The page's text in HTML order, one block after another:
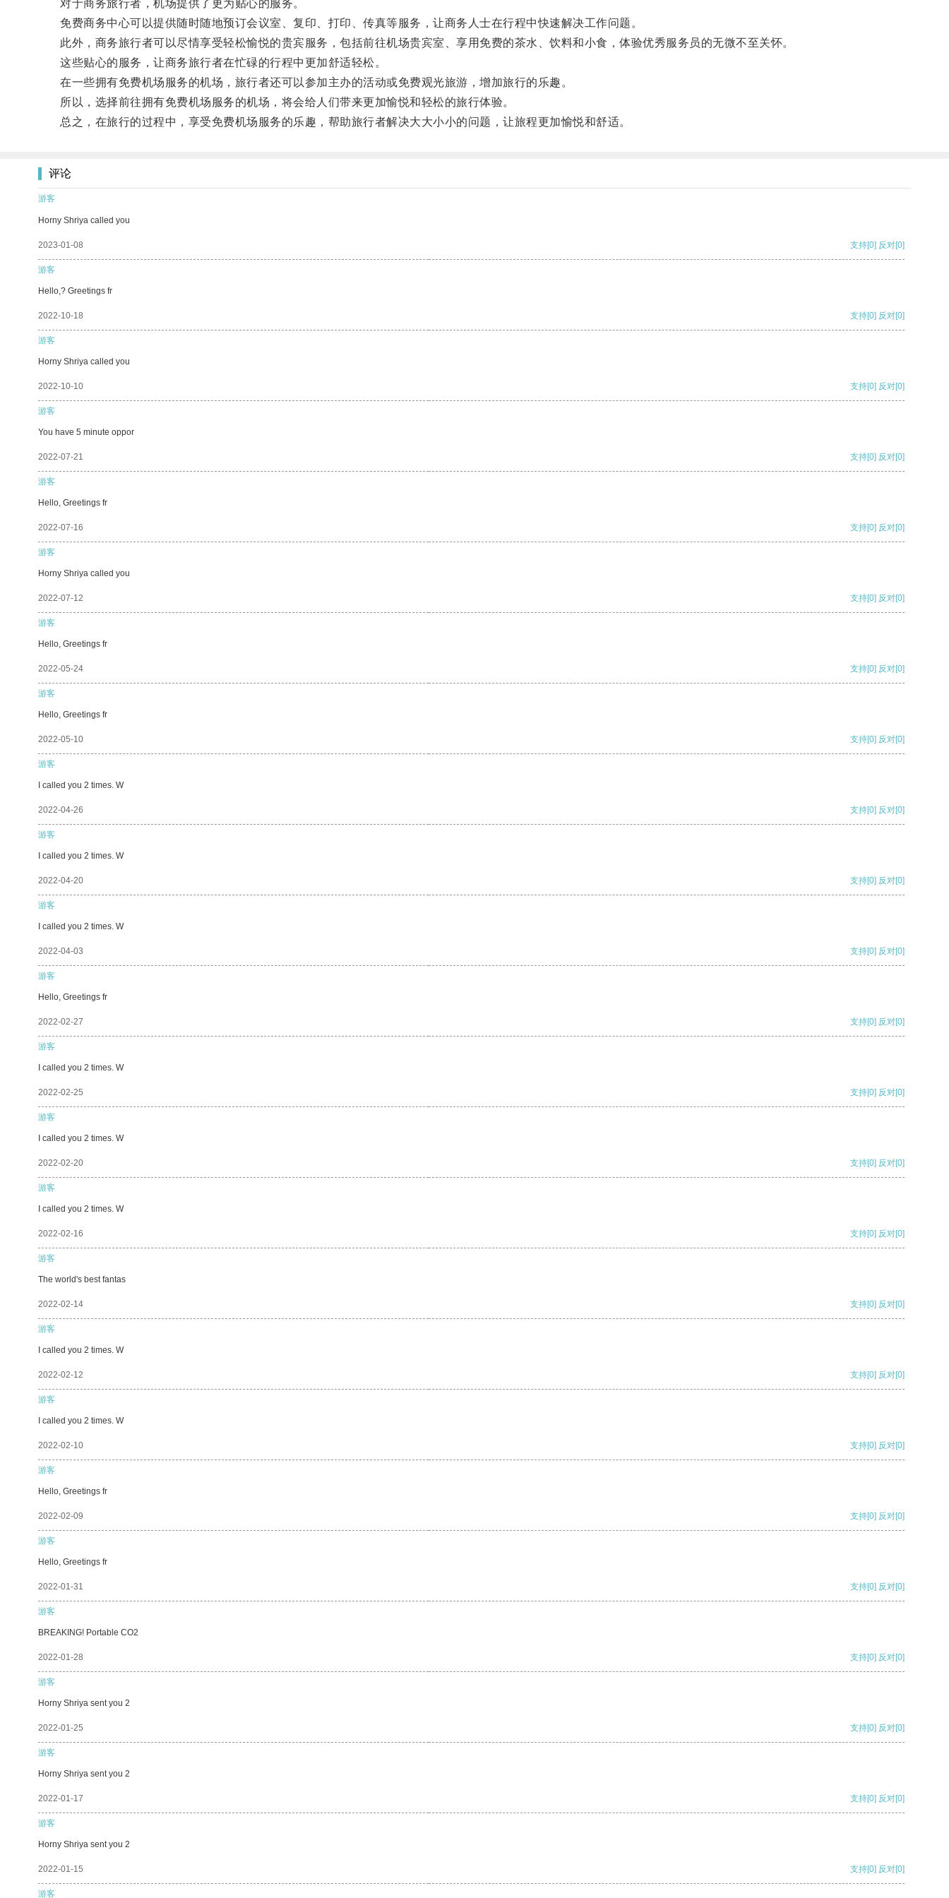
对于商务旅行者，机场提供了更为贴心的服务。
免费商务中心可以提供随时随地预订会议室、复印、打印、传真等服务，让商务人士在行程中快速解决工作问题。
此外，商务旅行者可以尽情享受轻松愉悦的贵宾服务，包括前往机场贵宾室、享用免费的茶水、饮料和小食，体验优秀服务员的无微不至关怀。
这些贴心的服务，让商务旅行者在忙碌的行程中更加舒适轻松。
在一些拥有免费机场服务的机场，旅行者还可以参加主办的活动或免费观光旅游，增加旅行的乐趣。
所以，选择前往拥有免费机场服务的机场，将会给人们带来更加愉悦和轻松的旅行体验。
总之，在旅行的过程中，享受免费机场服务的乐趣，帮助旅行者解决大大小小的问题，让旅程更加愉悦和舒适。
评论
游客
Horny Shriya called you
2023-01-08 支持[0] 反对[0]
游客
Hello,? Greetings fr
2022-10-18 支持[0] 反对[0]
游客
Horny Shriya called you
2022-10-10 支持[0] 反对[0]
游客
You have 5 minute oppor
2022-07-21 支持[0] 反对[0]
游客
Hello, Greetings fr
2022-07-16 支持[0] 反对[0]
游客
Horny Shriya called you
2022-07-12 支持[0] 反对[0]
游客
Hello, Greetings fr
2022-05-24 支持[0] 反对[0]
游客
Hello, Greetings fr
2022-05-10 支持[0] 反对[0]
游客
I called you 2 times. W
2022-04-26 支持[0] 反对[0]
游客
I called you 2 times. W
2022-04-20 支持[0] 反对[0]
游客
I called you 2 times. W
2022-04-03 支持[0] 反对[0]
游客
Hello, Greetings fr
2022-02-27 支持[0] 反对[0]
游客
I called you 2 times. W
2022-02-25 支持[0] 反对[0]
游客
I called you 2 times. W
2022-02-20 支持[0] 反对[0]
游客
I called you 2 times. W
2022-02-16 支持[0] 反对[0]
游客
The world's best fantas
2022-02-14 支持[0] 反对[0]
游客
I called you 2 times. W
2022-02-12 支持[0] 反对[0]
游客
I called you 2 times. W
2022-02-10 支持[0] 反对[0]
游客
Hello, Greetings fr
2022-02-09 支持[0] 反对[0]
游客
Hello, Greetings fr
2022-01-31 支持[0] 反对[0]
游客
BREAKING! Portable CO2
2022-01-28 支持[0] 反对[0]
游客
Horny Shriya sent you 2
2022-01-25 支持[0] 反对[0]
游客
Horny Shriya sent you 2
2022-01-17 支持[0] 反对[0]
游客
Horny Shriya sent you 2
2022-01-15 支持[0] 反对[0]
游客